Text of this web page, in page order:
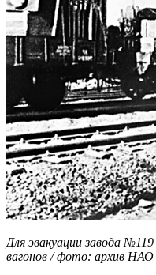
Для эвакуации завода
вагонов / фото: архив